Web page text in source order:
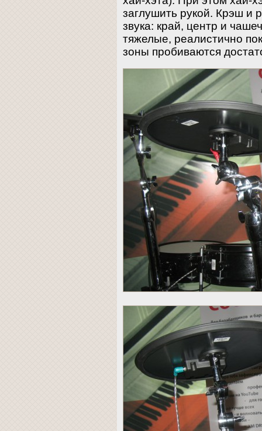
заглушить рукой. Крэш и
звука: край, центр и
тяжелые, реалистично
зоны пробиваются